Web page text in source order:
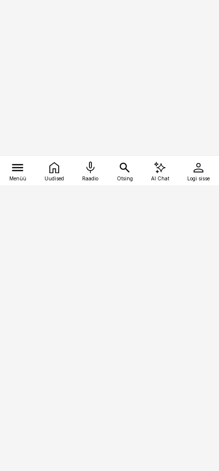
Menüü Uudised Raadio Otsing AI Chat Logi sisse